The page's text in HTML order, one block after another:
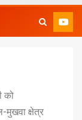
को
मुखवा क्षेत्र